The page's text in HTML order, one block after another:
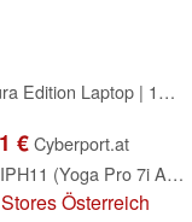
Lenovo Yoga Pro 7 Aura Edition Laptop | 15.3" WQXGA OLED Touch Display | Intel Core Ultra 9 386H | 32GB RAM | 1TB SSD | NVIDIA GeForce RTX 5060 | Windows 11 | QWERTZ | Grau | 3 Monate Premium Care
€ Cyberport.at
Lenovo Yoga Pro 7 15IPH11 (Yoga Pro 7i Aura Edition), Luna Grey, Core Ultra 9 386H, 32GB RAM, 1TB SSD, GeForce RTX 5060, DE (83SN001TGE)
Österreich